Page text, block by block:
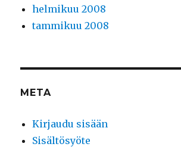
helmikuu 2008
tammikuu 2008
META
Kirjaudu sisään
Sisältösyöte